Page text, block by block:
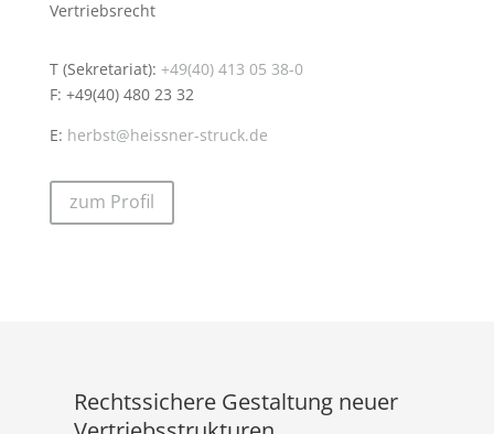
Vertriebsrecht
T (Sekretariat): +49(40) 413 05 38-0
F: +49(40) 480 23 32
E: herbst@heissner-struck.de
zum Profil
Rechtssichere Gestaltung neuer